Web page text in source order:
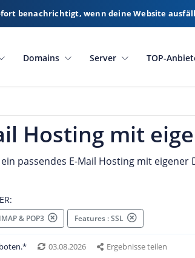
benachrichtigt, wenn deine Website
Domains Server TOP-
Hosting mit
passendes E-Mail Hosting mit
& POP3 Features : SSL
03.08.2026 Ergebnisse teilen